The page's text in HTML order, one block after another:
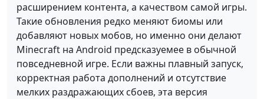
расширением контента, а качеством самой игры.
Такие обновления редко меняют биомы или
добавляют новых мобов, но именно они делают
Minecraft на Android предсказуемее в обычной
повседневной игре. Если важны плавный запуск,
корректная работа дополнений и отсутствие
мелких раздражающих сбоев, эта версия